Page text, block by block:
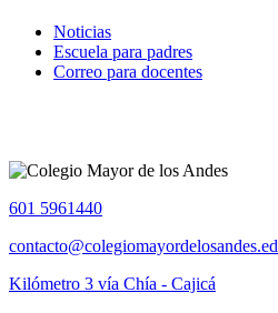
Noticias
Escuela para padres
Correo para docentes
601 5961440
Kilómetro 3 vía Chía - Cajicá